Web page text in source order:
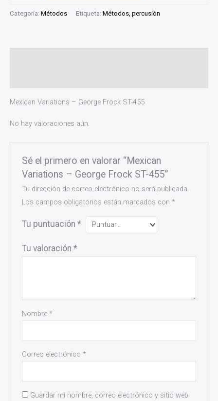
Categoría: Métodos Etiqueta: Métodos, percusión
Mexican Variations – George Frock ST-455
No hay valoraciones aún.
Sé el primero en valorar “Mexican
Variations – George Frock ST-455”
Tu dirección de correo electrónico no será publicada.
Los campos obligatorios están marcados con*
Tu puntuación*
Tu valoración*
Nombre*
Correo electrónico*
Guardar mi nombre, correo electrónico y sitio web